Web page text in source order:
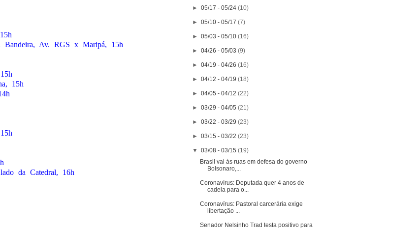
Bandeira, Av. RGS x Maripá, 15h
15h
da Catedral, 16h
►05/17 - 05/24(10)
►05/10 - 05/17(7)
►05/03 - 05/10(16)
►04/26 - 05/03(9)
►04/19 - 04/26(16)
►04/12 - 04/19(18)
►04/05 - 04/12(22)
►03/29 - 04/05(21)
►03/22 - 03/29(23)
►03/15 - 03/22(23)
▼03/08 - 03/15(19)
Brasil vai às ruas em defesa do governo
Bolsonaro,...
Coronavírus: Deputada quer 4 anos de
cadeia para o...
Coronavírus: Pastoral carcerária exige
libertação ...
Senador Nelsinho Trad testa positivo para